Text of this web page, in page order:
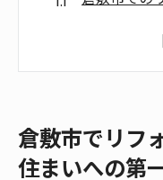
理想の住
初めての
ント
倉敷市でリフ
住まいへの第